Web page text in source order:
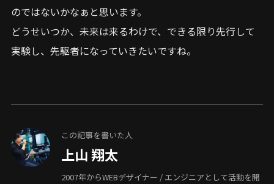
のではないかなぁと思います。
どうせいつか、未来は来るわけで、できる限り先行して
実験し、先駆者になっていきたいですね。
この記事を書いた人
上山 翔太
2007年からWEBデザイナー / エンジニアとして活動を開